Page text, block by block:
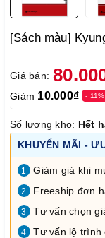
[Sách màu]
Giá bán:
Giảm 10.000₫ - 11%
Số lượng kho: Hết
KHUYẾN MÃI -
1 Giảm giá khi
2 Freeship đơn
3 Tư vấn chọn
4 Tư vấn lộ trình